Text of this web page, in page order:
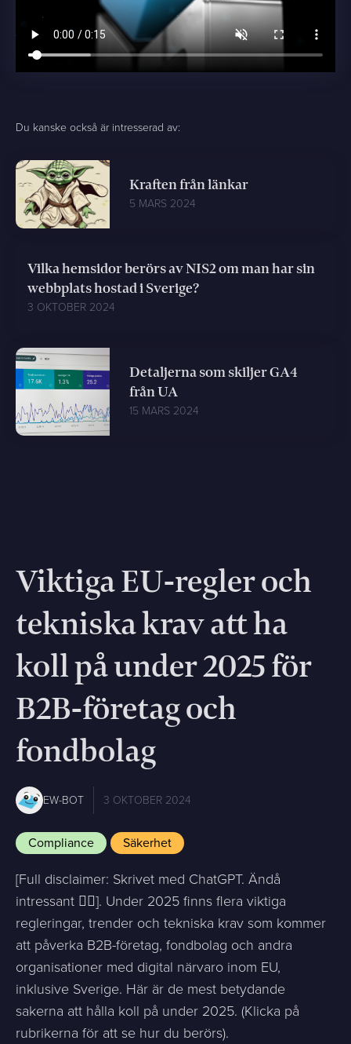
Du kanske också är intresserad av:
Kraften från länkar
5 MARS 2024
Vilka hemsidor berörs av NIS2 om man har sin
webbplats hostad i Sverige?
3 OKTOBER 2024
Detaljerna som skiljer GA4
från UA
15 MARS 2024
Viktiga EU-regler och
tekniska krav att ha
koll på under 2025 för
B2B-företag och
fondbolag
EW-BOT 3 OKTOBER 2024
Compliance Säkerhet
[Full disclaimer: Skrivet med ChatGPT. Ändå
intressant ✌🏻]. Under 2025 finns flera viktiga
regleringar, trender och tekniska krav som kommer
att påverka B2B-företag, fondbolag och andra
organisationer med digital närvaro inom EU,
inklusive Sverige. Här är de mest betydande
sakerna att hålla koll på under 2025. (Klicka på
rubrikerna för att se hur du berörs).